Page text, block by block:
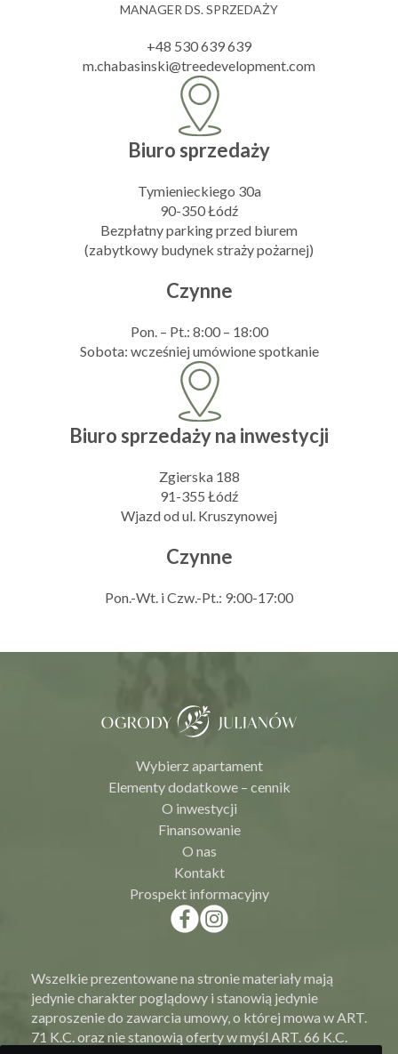
MANAGER DS. SPRZEDAŻY
+48 530 639 639
m.chabasinski@treedevelopment.com
Biuro sprzedaży
Tymienieckiego 30a
90-350 Łódź
Bezpłatny parking przed biurem
(zabytkowy budynek straży pożarnej)
Czynne
Pon. – Pt.: 8:00 – 18:00
Sobota: wcześniej umówione spotkanie
Biuro sprzedaży na inwestycji
Zgierska 188
91-355 Łódź
Wjazd od ul. Kruszynowej
Czynne
Pon.-Wt. i Czw.-Pt.: 9:00-17:00
Wybierz apartament
Elementy dodatkowe – cennik
O inwestycji
Finansowanie
O nas
Kontakt
Prospekt informacyjny
Wszelkie prezentowane na stronie materiały mają
jedynie charakter poglądowy i stanowią jedynie
zaproszenie do zawarcia umowy, o której mowa w ART.
71 K.C. oraz nie stanowią oferty w myśl ART. 66 K.C.